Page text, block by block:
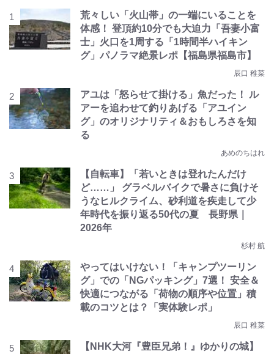
荒々しい「火山帯」の一端にいることを
体感！ 登頂約10分でも大迫力「吾妻小富
士」火口を1周する「1時間半ハイキン
グ」パノラマ絶景レポ【福島県福島市】
辰口 稚菜
アユは「怒らせて掛ける」魚だった！ ル
アーを追わせて釣りあげる「アユイン
グ」のオリジナリティ＆おもしろさを知
る
あめのちはれ
【自転車】「若いときは登れたんだけ
ど……」 グラベルバイクで暑さに負けそ
うなヒルクライム、砂利道を疾走して少
年時代を振り返る50代の夏 長野県｜
2026年
杉村 航
やってはいけない！「キャンプツーリン
グ」での「NGパッキング」7選！ 安全＆
快適につながる「荷物の順序や位置」積
載のコツとは？「実体験レポ」
辰口 稚菜
【NHK大河『豊臣兄弟！』ゆかりの城】